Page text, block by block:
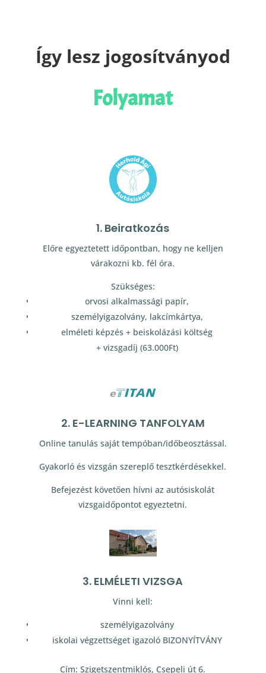
Így lesz jogosítványod
Folyamat
1. Beiratkozás
Előre egyeztetett időpontban, hogy ne kelljen
várakozni kb. fél óra.
Szükséges:
orvosi alkalmassági papír,
személyigazolvány, lakcímkártya,
elméleti képzés + beiskolázási költség
+ vizsgadíj (63.000Ft)
2. E-LEARNING TANFOLYAM
Online tanulás saját tempóban/időbeosztással.
Gyakorló és vizsgán szereplő tesztkérdésekkel.
Befejezést követően hívni az autósiskolát
vizsgaidőpontot egyeztetni.
3. ELMÉLETI VIZSGA
Vinni kell:
személyigazolvány
iskolai végzettséget igazoló BIZONYÍTVÁNY
Cím: Szigetszentmiklós, Csepeli út 6.